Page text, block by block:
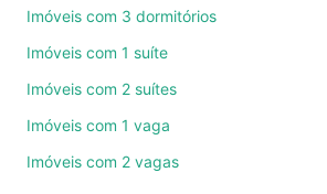
ruas, bairros e até condomínios
também pode usar os filtros como
quartos, suítes, com ou sem vaga
comodidades, como piscina,
Imóveis com 3 dormitórios
Imóveis com 1 suíte
Imóveis com 2 suítes
Imóveis com 1 vaga
Imóveis com 2 vagas